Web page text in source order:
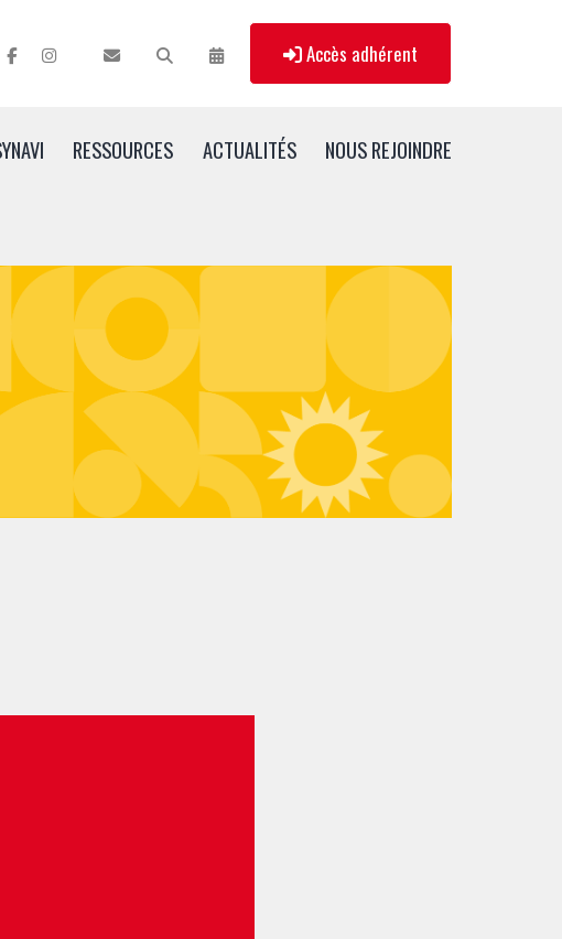
Accès adhérent
RESSOURCES ACTUALITÉS NOUS REJOINDRE